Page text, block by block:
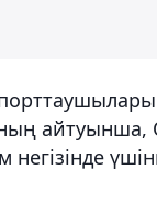
айтуынша,
негізінде